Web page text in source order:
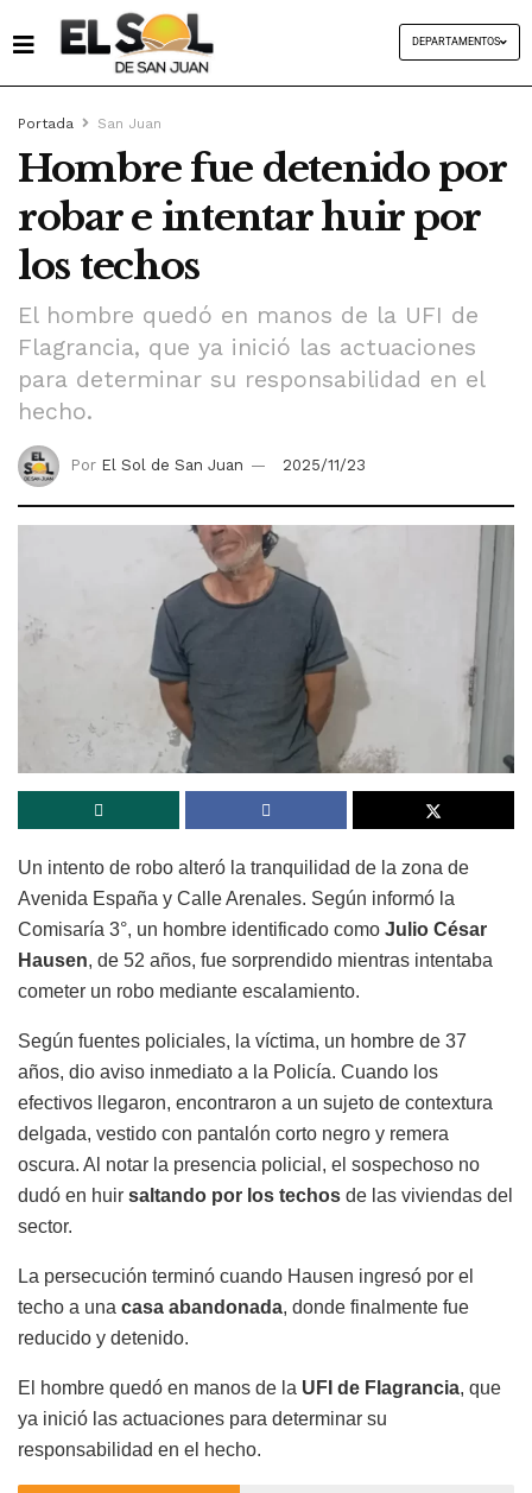
DEPARTAMENTOS
Portada San Juan
Hombre fue detenido por
robar e intentar huir por
los techos
El hombre quedó en manos de la UFI de
Flagrancia, que ya inició las actuaciones
para determinar su responsabilidad en el
hecho.
Por El Sol de San Juan 2025/11/23
Un intento de robo alteró la tranquilidad de la zona de
Avenida España y Calle Arenales. Según informó la
Comisaría 3°, un hombre identificado como Julio César
Hausen, de 52 años, fue sorprendido mientras intentaba
cometer un robo mediante escalamiento.
Según fuentes policiales, la víctima, un hombre de 37
años, dio aviso inmediato a la Policía. Cuando los
efectivos llegaron, encontraron a un sujeto de contextura
delgada, vestido con pantalón corto negro y remera
oscura. Al notar la presencia policial, el sospechoso no
dudó en huir saltando por los techos de las viviendas del
sector.
La persecución terminó cuando Hausen ingresó por el
techo a una casa abandonada, donde finalmente fue
reducido y detenido.
El hombre quedó en manos de la UFI de Flagrancia, que
ya inició las actuaciones para determinar su
responsabilidad en el hecho.